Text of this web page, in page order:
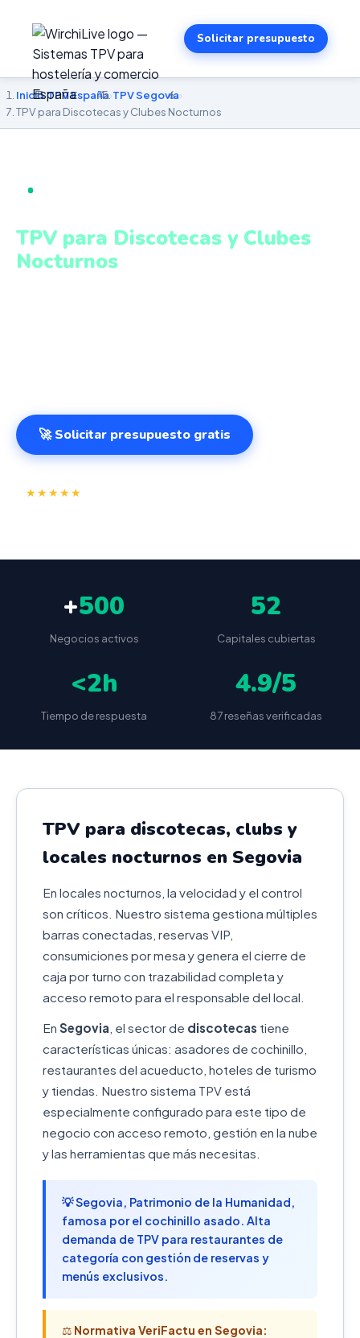
Solicitar presupuesto
Inicio›TPV España›TPV Segovia›
TPV para Discotecas y Clubes Nocturnos
TPV para Discotecas y Clubes
Nocturnos
🚀 Solicitar presupuesto gratis
★★★★★
+500
Negocios activos
52
Capitales cubiertas
<2h
Tiempo de respuesta
4.9/5
87 reseñas verificadas
TPV para discotecas, clubs y
locales nocturnos en Segovia
En locales nocturnos, la velocidad y el control
son críticos. Nuestro sistema gestiona múltiples
barras conectadas, reservas VIP,
consumiciones por mesa y genera el cierre de
caja por turno con trazabilidad completa y
acceso remoto para el responsable del local.
En Segovia , el sector de discotecas tiene
características únicas: asadores de cochinillo,
restaurantes del acueducto, hoteles de turismo
y tiendas. Nuestro sistema TPV está
especialmente configurado para este tipo de
negocio con acceso remoto, gestión en la nube
y las herramientas que más necesitas.
💡 Segovia, Patrimonio de la Humanidad,
famosa por el cochinillo asado. Alta
demanda de TPV para restaurantes de
categoría con gestión de reservas y
menús exclusivos.
⚖️ Normativa VeriFactu en Segovia: